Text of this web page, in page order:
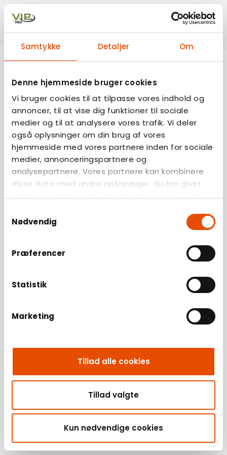
Samtykke Detaljer Om
Denne hjemmeside bruger cookies
Vi bruger cookies til at tilpasse vores indhold og
annoncer, til at vise dig funktioner til sociale
medier og til at analysere vores trafik. Vi deler
også oplysninger om din brug af vores
hjemmeside med vores partnere inden for sociale
medier, annonceringspartnere og
analysepartnere. Vores partnere kan kombinere
disse data med andre oplysninger, du har givet
dem, eller som de har indsamlet fra din brug af
Nødvendig
Præferencer
Statistik
Marketing
Tillad alle cookies
Tillad valgte
Kun nødvendige cookies